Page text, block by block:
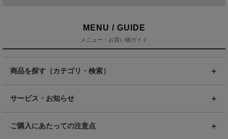
MENU / GUIDE
メニュー・お買い物ガイド
商品を探す（カテゴリ・検索）
サービス・お知らせ
ご購入にあたっての注意点